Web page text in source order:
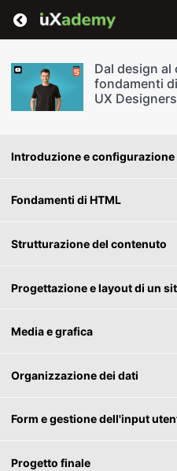
Return to course: Dal
Dal design al
fondamenti
UX Designers
Introduzione e configurazione
Fondamenti di HTML
Strutturazione del contenuto
Progettazione e layout di un
Media e grafica
Organizzazione dei dati
Form e gestione dell'input
Progetto finale